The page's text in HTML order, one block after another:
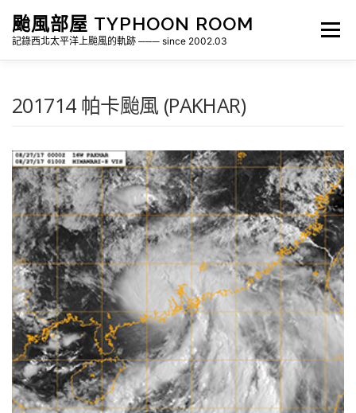
颱風部屋 TYPHOON ROOM
記錄西北太平洋上颱風的軌跡 ─── since 2002.03
選單
各地瞬間風速紀錄 侵台颱風新聞剪報 氣象相關資源
201714 帕卡颱風 (PAKHAR)